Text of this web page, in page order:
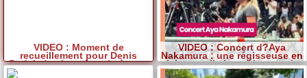
VIDEO : Moment de
recueillement pour Denis
Podalydes lors des obsèques
VIDEO : Concert d?Aya
Nakamura : une régisseuse en
plein travail chante les paroles
par coeur